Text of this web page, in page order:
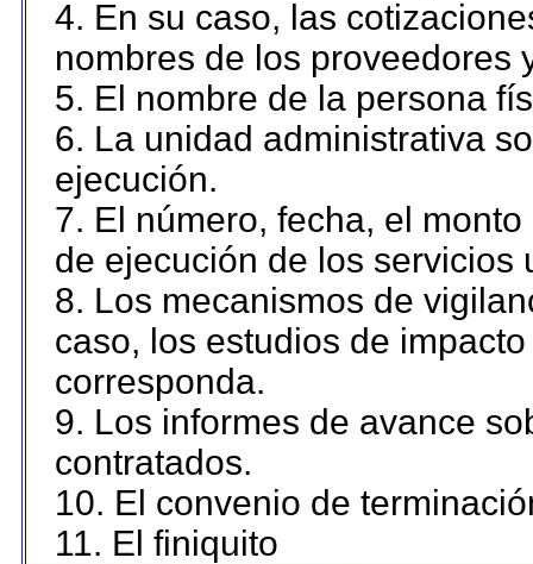
4. En su caso, las
nombres de los proveedores
5. El nombre de la persona
6. La unidad administrativa
ejecución.
7. El número, fecha, el
de ejecución de los servicios
8. Los mecanismos de
caso, los estudios de
corresponda.
9. Los informes de avance
contratados.
10. El convenio de
11. El finiquito